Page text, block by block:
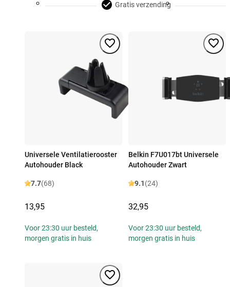
Gratis verzending
Universele Ventilatierooster
Autohouder Black
7.7(68)
13,95
Voor 23:30 uur besteld,
morgen gratis in huis
Belkin F7U017bt Universele
Autohouder Zwart
9.1(24)
32,95
Voor 23:30 uur besteld,
morgen gratis in huis